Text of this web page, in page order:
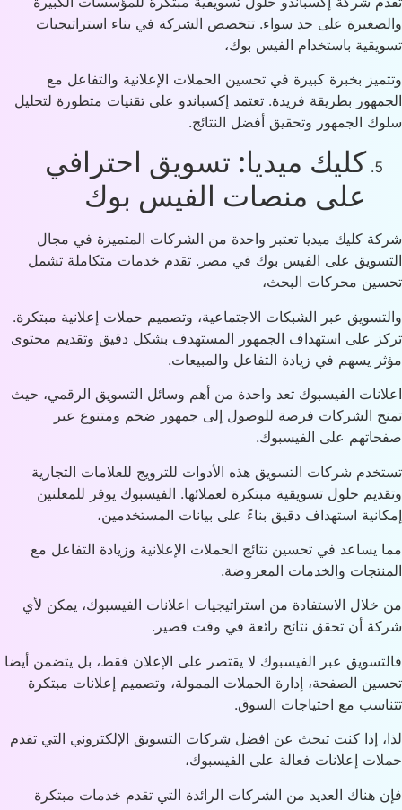
على حد سواء. تتخصص الشركة في بناء استراتيجيات
باستخدام الفيس بوك،
بخبرة كبيرة في تحسين الحملات الإعلانية والتفاعل مع
بطريقة فريدة. تعتمد إكسباندو على تقنيات متطورة لتحليل
الجمهور وتحقيق أفضل النتائج.
كليك ميديا: تسويق احترافي
على منصات الفيس بوك
كليك ميديا تعتبر واحدة من الشركات المتميزة في مجال
على الفيس بوك في مصر. تقدم خدمات متكاملة تشمل
محركات البحث،
عبر الشبكات الاجتماعية، وتصميم حملات إعلانية مبتكرة.
على استهداف الجمهور المستهدف بشكل دقيق وتقديم محتوى
يسهم في زيادة التفاعل والمبيعات.
الفيسبوك تعد واحدة من أهم وسائل التسويق الرقمي، حيث
الشركات فرصة للوصول إلى جمهور ضخم ومتنوع عبر
على الفيسبوك.
شركات التسويق هذه الأدوات للترويج للعلامات التجارية
حلول تسويقية مبتكرة لعملائها. الفيسبوك يوفر للمعلنين
استهداف دقيق بناءً على بيانات المستخدمين،
يساعد في تحسين نتائج الحملات الإعلانية وزيادة التفاعل مع
والخدمات المعروضة.
الاستفادة من استراتيجيات اعلانات الفيسبوك، يمكن لأي
أن تحقق نتائج رائعة في وقت قصير.
عبر الفيسبوك لا يقتصر على الإعلان فقط، بل يتضمن أيضا
الصفحة، إدارة الحملات الممولة، وتصميم إعلانات مبتكرة
مع احتياجات السوق.
إذا كنت تبحث عن افضل شركات التسويق الإلكتروني التي تقدم
إعلانات فعالة على الفيسبوك،
هناك العديد من الشركات الرائدة التي تقدم خدمات مبتكرة